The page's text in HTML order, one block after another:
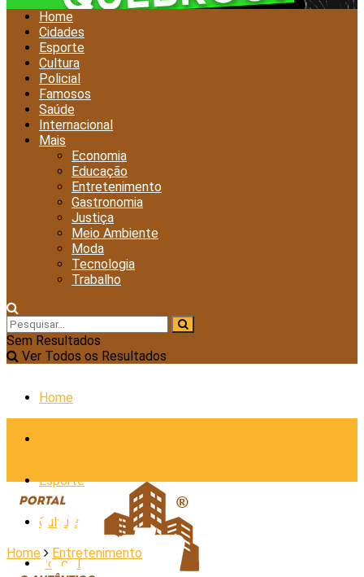
Home
Cidades
Esporte
Cultura
Policial
Famosos
Saúde
Internacional
Mais
Economia
Educação
Entretenimento
Gastronomia
Justiça
Meio Ambiente
Moda
Tecnologia
Trabalho
Sem Resultados
Ver Todos os Resultados
Home
Esporte
Cultura
Policial
Home Entretenimento